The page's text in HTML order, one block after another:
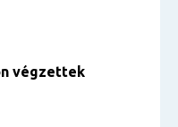
végzettek